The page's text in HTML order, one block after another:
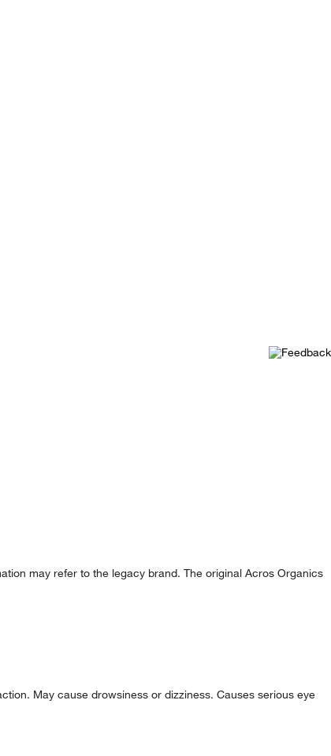
may refer to the legacy brand. The original Acros Organics
May cause drowsiness or dizziness. Causes serious eye